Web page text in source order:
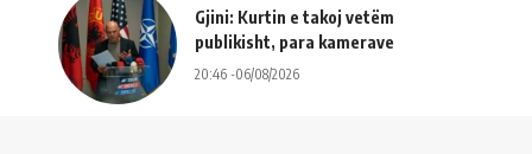
Gjini: Kurtin e takoj vetëm
publikisht, para kamerave
20:46 -06/08/2026